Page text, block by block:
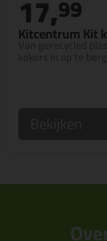
Kitcentrum Kit
Van gerecycled
17,99